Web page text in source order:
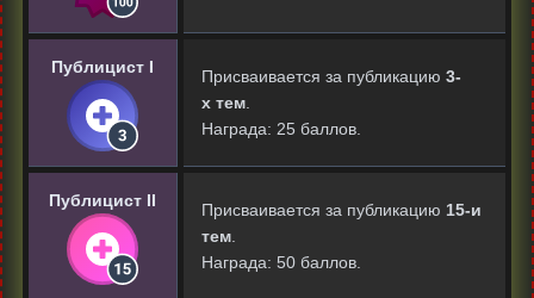
Публицист I Присваивается за публикацию 3-
х тем
Награда: 25 баллов.
Публицист II Присваивается за публикацию 15-и
тем
Награда: 50 баллов.